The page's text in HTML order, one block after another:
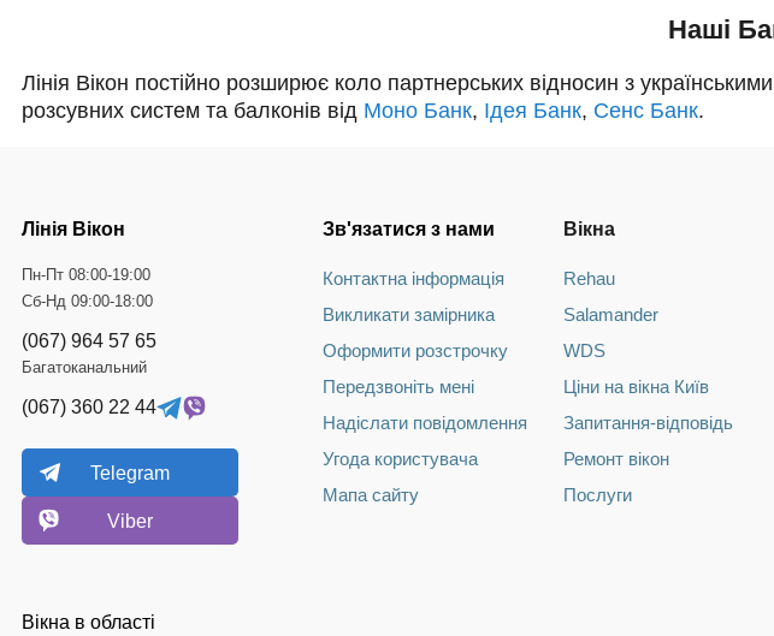
Наші
Лінія Вікон постійно розширює коло партнерських відносин з
розсувних систем та балконів від Моно Банк, Ідея Банк, Сенс Банк.
Лінія Вікон
Пн-Пт 08:00-19:00
Сб-Нд 09:00-18:00
(067) 964 57 65
Багатоканальний
(067) 360 22 44
Telegram
Viber
Зв'язатися з нами
Контактна інформація
Викликати замірника
Оформити розстрочку
Передзвоніть мені
Надіслати повідомлення
Угода користувача
Мапа сайту
Вікна
Rehau
Salamander
WDS
Ціни на вікна Київ
Запитання-відповідь
Ремонт вікон
Послуги
Вікна в області